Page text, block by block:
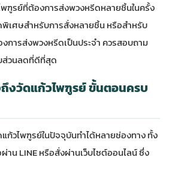
ฑูรย์ที่ต้องการส่งพวงหรีดหลายชิ้นในครั้ง
เศษสำหรับการสั่งหลายชิ้น หรือสำหรับ
การส่งพวงหรีดเป็นประจำ ควรสอบถาม
ส่วนลดที่ดีที่สุด
งวัดแก้วไพฑูรย์ ขั้นตอนครบ
ก้วไพฑูรย์ในปัจจุบันทำได้หลายช่องทาง ทั้ง
น LINE หรือสั่งผ่านเว็บไซต์ออนไลน์ ซึ่ง